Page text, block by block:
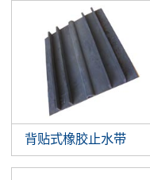
背贴式橡胶止水带